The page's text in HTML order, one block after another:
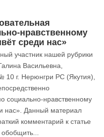
нравственному
среди нас»
участник нашей рубрики
Васильевна,
г. Нерюнгри РС (Якутия),
социально-нравственному
нас». Данный материал
комментарий к статье